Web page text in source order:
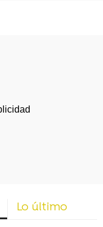
Lo último